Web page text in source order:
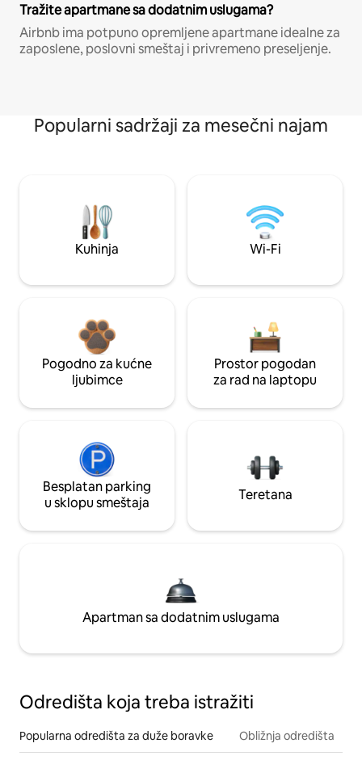
Tražite apartmane sa dodatnim uslugama?
Airbnb ima potpuno opremljene apartmane idealne za
zaposlene, poslovni smeštaj i privremeno preseljenje.
Popularni sadržaji za mesečni najam
Kuhinja Wi-Fi
Pogodno za kućne
ljubimce
Prostor pogodan
za rad na laptopu
Besplatan parking
u sklopu smeštaja
Teretana
Apartman sa dodatnim uslugama
Odredišta koja treba istražiti
Popularna odredišta za duže boravke Obližnja odredišta